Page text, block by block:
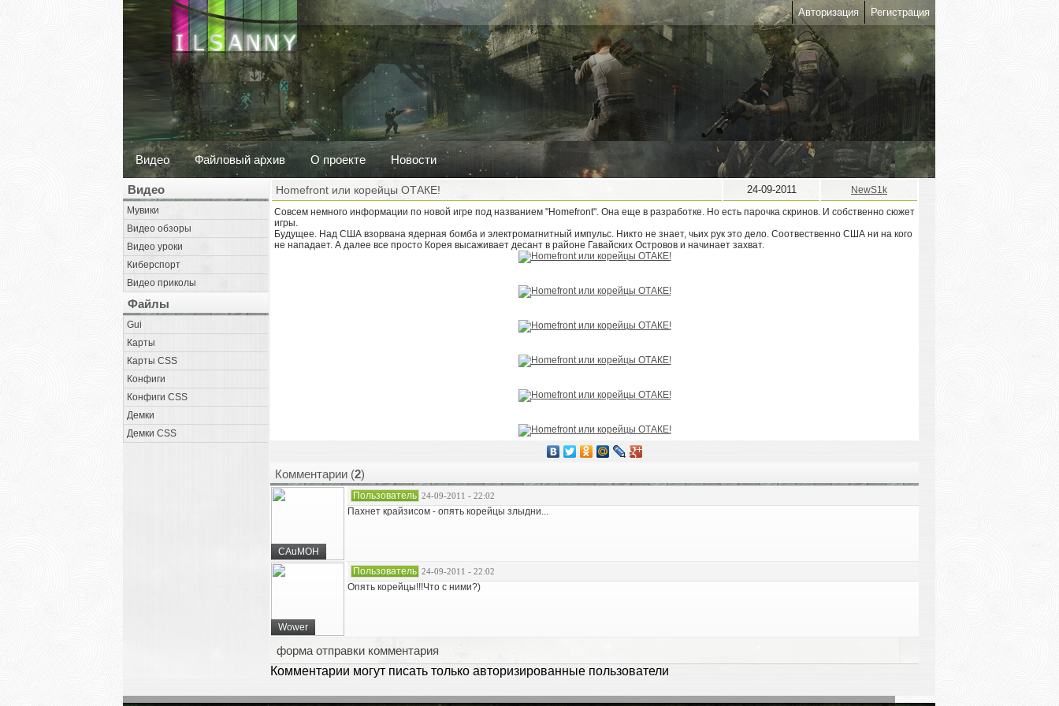
Авторизация Регистрация
Видео Файловый архив О проекте Новости
Видео
Мувики
Видео обзоры
Видео уроки
Киберспорт
Видео приколы
Файлы
Gui
Карты
Карты CSS
Конфиги
Конфиги CSS
Демки
Демки CSS
Homefront или корейцы ОТАКЕ! 24-09-2011
NewS1k
Совсем немного информации по новой игре под названием "Homefront". Она еще в разработке. Но есть парочка скринов. И собственно сюжет
игры.
Будущее. Над США взорвана ядерная бомба и электромагнитный импульс. Никто не знает, чьих рук это дело. Соотвественно США ни на кого
не нападает. А далее все просто Корея высаживает десант в районе Гавайских Островов и начинает захват.
Комментарии (2)
CAuMOH
Пользователь 24-09-2011 - 22:02
Пахнет крайзисом - опять корейцы злыдни...
Wower
Пользователь 24-09-2011 - 22:02
Опять корейцы!!!Что с ними?)
форма отправки комментария
Комментарии могут писать только авторизированные пользователи